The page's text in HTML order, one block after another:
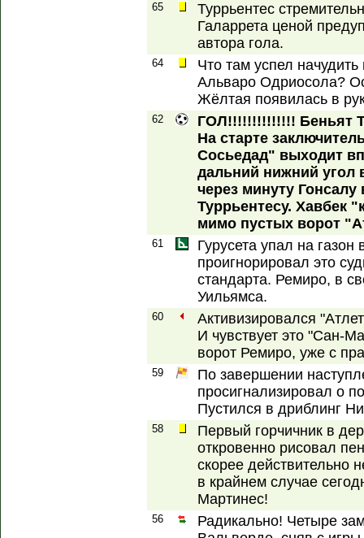
65
Туррьентес
Галаррета ценой
автора гола.
64
Что там успел
Альваро Одриосола?
Жёлтая появилась в
62
ГОЛ!!!!!!!!!!!!!! Беньят
На старте
Сосьедад" выходит
дальний нижний угол
через минуту
Туррьентесу. Хавбек
мимо пустых ворот
61
Гурусета упал на газон
проигнорировал это
стандарта. Ремиро, в
Уильямса.
60
Активизировался
И чувствует это "Сан-
ворот Ремиро, уже с
59
По завершении
просигнализировал о
Пустился в дриблинг
58
Первый горчичник в
откровенно рисовал
скорее действительно
в крайнем случае
Мартинес!
56
Радикально! Четыре